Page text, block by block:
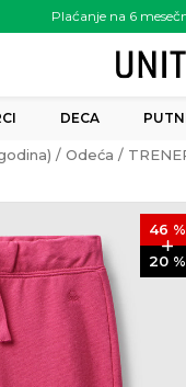
Plaćanje na 6
DECA
Odeća
46 %
20 %